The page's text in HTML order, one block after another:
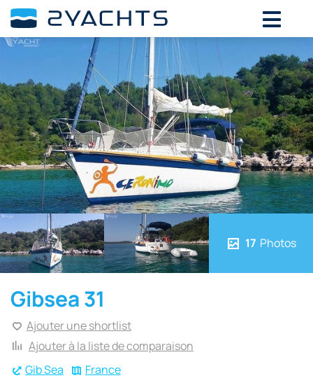
17 Photos
Gib Sea France
Gibsea 31
Ajouter une shortlist
Ajouter à la liste de comparaison